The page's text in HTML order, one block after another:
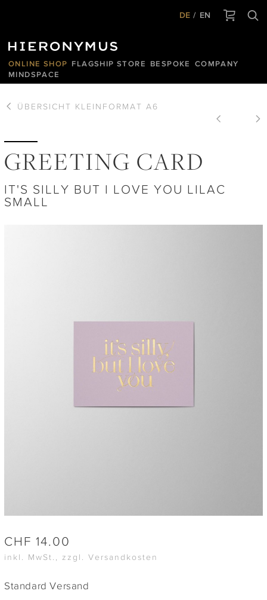
DE EN
ONLINE SHOP FLAGSHIP STORE BESPOKE
COMPANY
MINDSPACE
ÜBERSICHT KLEINFORMAT A6
GREETING CARD
IT'S SILLY BUT I LOVE YOU LILAC
SMALL
CHF 14.00
inkl. MwSt., zzgl. Versandkosten
Standard Versand